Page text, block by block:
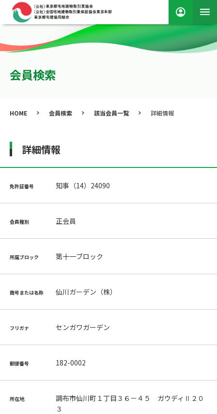
会員検索
HOME 会員検索 該当会員一覧 詳細情報
詳細情報
免許証番号 知事（14）24090
会員種別 正会員
所属ブロック 第十一ブロック
商号または名称 仙川ガーデン（株）
フリガナ センガワガーデン
郵便番号 182-0002
所在地
調布市仙川町１丁目３６－４５ ガウディⅡ２０
３